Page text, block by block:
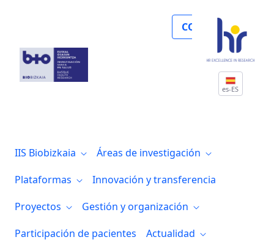
COLABORA
es-ES
IIS Biobizkaia
Áreas de investigación
Plataformas
Innovación y transferencia
Proyectos
Gestión y organización
Participación de pacientes
Actualidad